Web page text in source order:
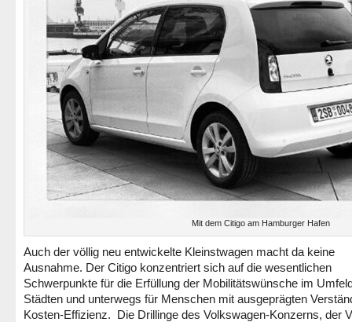
Mit dem Citigo am Hamburger Hafen
Auch der völlig neu entwickelte Kleinstwagen macht da keine
Ausnahme. Der Citigo konzentriert sich auf die wesentlichen
Schwerpunkte für die Erfüllung der Mobilitätswünsche im
Städten und unterwegs für Menschen mit ausgeprägten
Kosten-Effizienz. Die Drillinge des Volkswagen-Konzerns, der